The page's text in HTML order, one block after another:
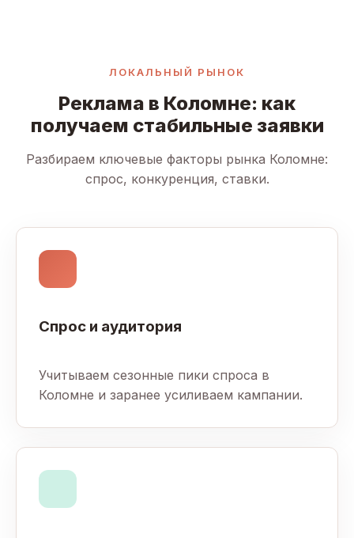
ЛОКАЛЬНЫЙ РЫНОК
Реклама в Коломне: как
получаем стабильные заявки
Разбираем ключевые факторы рынка Коломне:
спрос, конкуренция, ставки.
Спрос и аудитория
Учитываем сезонные пики спроса в
Коломне и заранее усиливаем кампании.